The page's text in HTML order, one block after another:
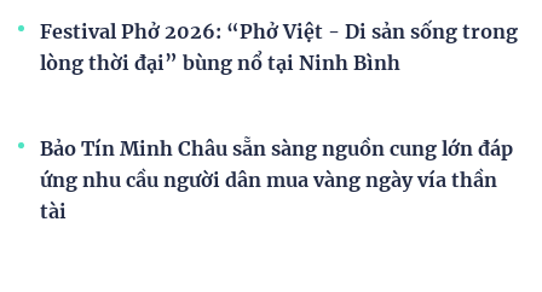
Festival Phở 2026: “Phở Việt - Di sản sống trong
lòng thời đại” bùng nổ tại Ninh Bình
Bảo Tín Minh Châu sẵn sàng nguồn cung lớn đáp
ứng nhu cầu người dân mua vàng ngày vía thần
tài